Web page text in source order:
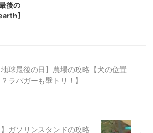
で今と昔
現在僕が
後の
】
レイドに必
ン）も無事
そろ行きた
は奪われな
地球最後の日】農場の攻略【犬の位置
ラバガーも壁トリ！】
】ガソリンスタンドの攻略